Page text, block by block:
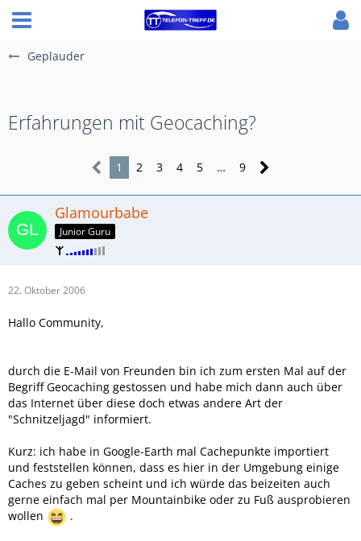
Geplauder
Erfahrungen mit Geocaching?
1 2 3 4 5 … 9
Glamourbabe
Junior Guru
22. Oktober 2006
Hallo Community,
durch die E-Mail von Freunden bin ich zum ersten Mal auf der
Begriff Geocaching gestossen und habe mich dann auch über
das Internet über diese doch etwas andere Art der
"Schnitzeljagd" informiert.
Kurz: ich habe in Google-Earth mal Cachepunkte importiert
und feststellen können, dass es hier in der Umgebung einige
Caches zu geben scheint und ich würde das beizeiten auch
gerne einfach mal per Mountainbike oder zu Fuß ausprobieren
wollen
.